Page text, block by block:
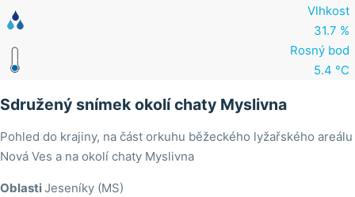
Vlhkost
31.7 %
Rosný bod
5.4 °C
Sdružený snímek okolí chaty Myslivna
Pohled do krajiny, na část orkuhu běžeckého lyžařského areálu
Nová Ves a na okolí chaty Myslivna
OblastiJeseníky (MS)